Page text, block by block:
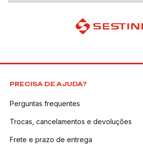
PRECISA DE AJUDA?
Perguntas frequentes
Trocas, cancelamentos e devoluções
Frete e prazo de entrega